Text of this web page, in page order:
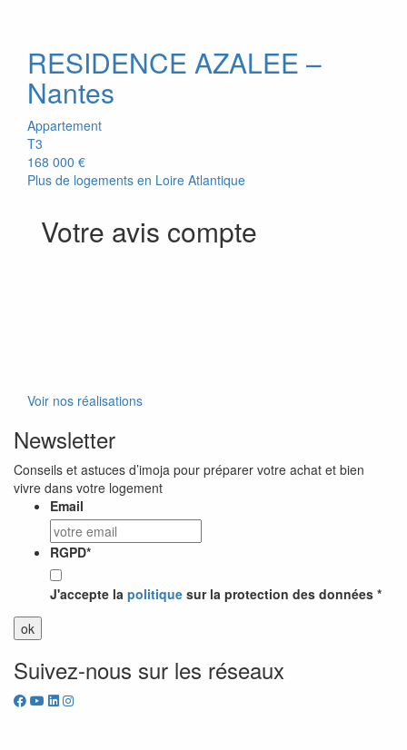
RESIDENCE AZALEE –
Nantes
Appartement
T3
168 000 €
Plus de logements en Loire Atlantique
Votre avis compte
Voir nos réalisations
Newsletter
Conseils et astuces d’imoja pour préparer votre achat et bien
vivre dans votre logement
Email
RGPD*
J'accepte la politique sur la protection des données *
Suivez-nous sur les réseaux